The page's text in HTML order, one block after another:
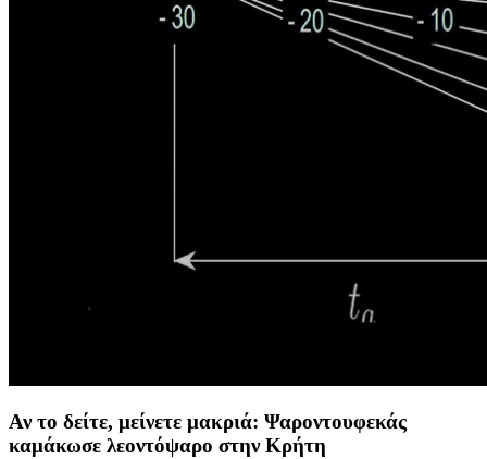
Αν το δείτε, μείνετε μακριά: Ψαροντουφεκάς
καμάκωσε λεοντόψαρο στην Κρήτη